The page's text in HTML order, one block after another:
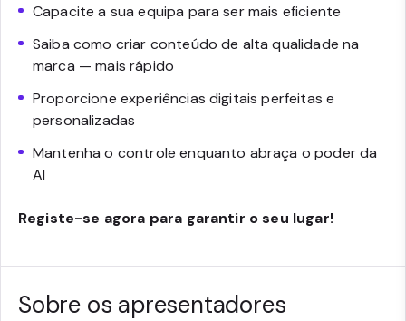
Capacite a sua equipa para ser mais eficiente
Saiba como criar conteúdo de alta qualidade na
marca — mais rápido
Proporcione experiências digitais perfeitas e
personalizadas
Mantenha o controle enquanto abraça o poder da
AI
Registe-se agora para garantir o seu lugar!
Sobre os apresentadores